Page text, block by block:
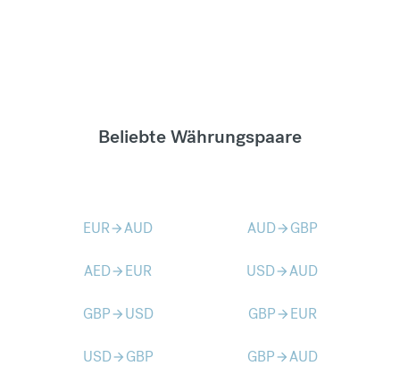
Beliebte Währungspaare
EURarrow_forwardAUD AUDarrow_forward GBP
AEDarrow_forward EUR USDarrow_forwardAUD
GBParrow_forward USD GBParrow_forward EUR
USDarrow_forward GBP GBParrow_forwardAUD